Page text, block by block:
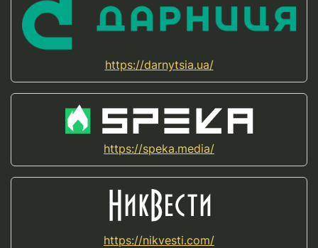
https://darnytsia.ua/
https://speka.media/
https://nikvesti.com/